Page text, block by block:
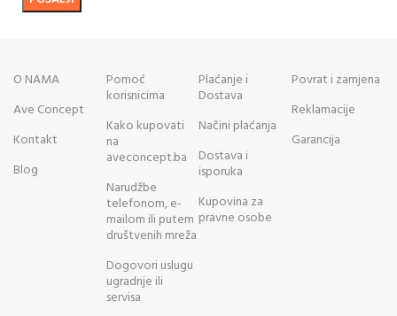
O NAMA
Ave Concept
Kontakt
Blog
Pomoć
korisnicima
Kako kupovati
na
aveconcept.ba
Narudžbe
telefonom, e-
mailom ili putem
društvenih mreža
Dogovori uslugu
ugradnje ili
servisa
Plaćanje i
Dostava
Načini plaćanja
Dostava i
isporuka
Kupovina za
pravne osobe
Povrat i zamjena
Reklamacije
Garancija